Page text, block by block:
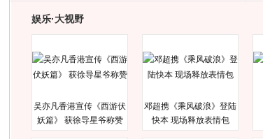
娱乐·大视野
吴亦凡香港宣传《西游伏
妖篇》 获徐导星爷称赞
邓超携《乘风破浪》登陆
快本 现场释放表情包